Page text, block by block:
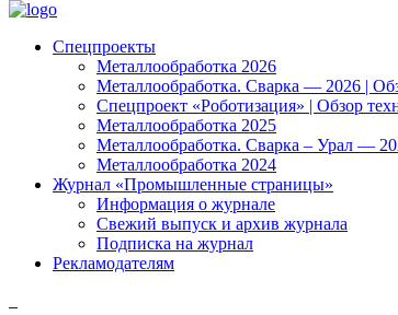
Спецпроекты
Металлообработка 2026
Металлообработка. Сварка — 2026 |
Спецпроект «Роботизация» | Обзор
Металлообработка 2025
Металлообработка. Сварка – Урал —
Металлообработка 2024
Журнал «Промышленные страницы»
Информация о журнале
Свежий выпуск и архив журнала
Подписка на журнал
Рекламодателям